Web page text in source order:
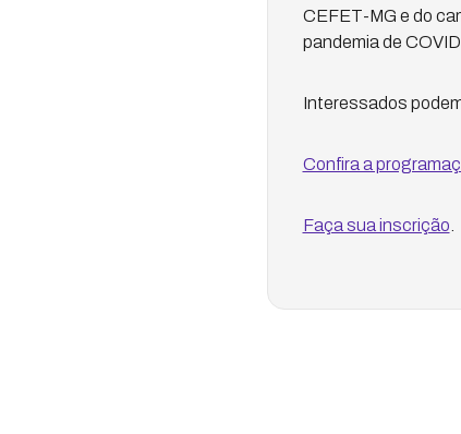
CEFET-MG e do
pandemia de
Interessados
Confira a
Faça sua inscrição